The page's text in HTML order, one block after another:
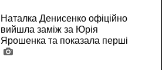
Наталка Денисенко офіційно
вийшла заміж за Юрія
Ярошенка та показала перші